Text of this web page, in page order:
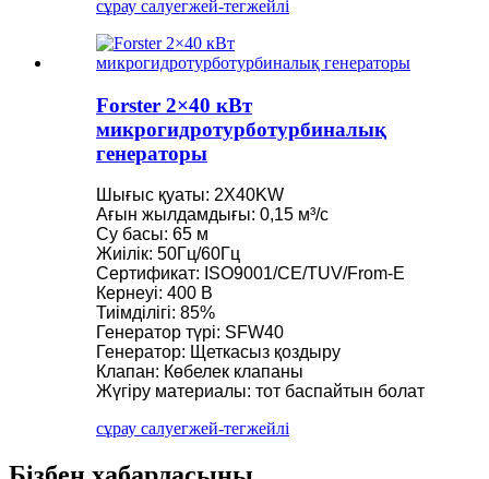
сұрау салуегжей-тегжейлі
Forster 2×40 кВт
микрогидротурботурбиналық
генераторы
Шығыс қуаты: 2X40KW
Ағын жылдамдығы: 0,15 м³/с
Су басы: 65 м
Жиілік: 50Гц/60Гц
Сертификат: ISO9001/CE/TUV/From-E
Кернеуі: 400 В
Тиімділігі: 85%
Генератор түрі: SFW40
Генератор: Щеткасыз қоздыру
Клапан: Көбелек клапаны
Жүгіру материалы: тот баспайтын болат
сұрау салуегжей-тегжейлі